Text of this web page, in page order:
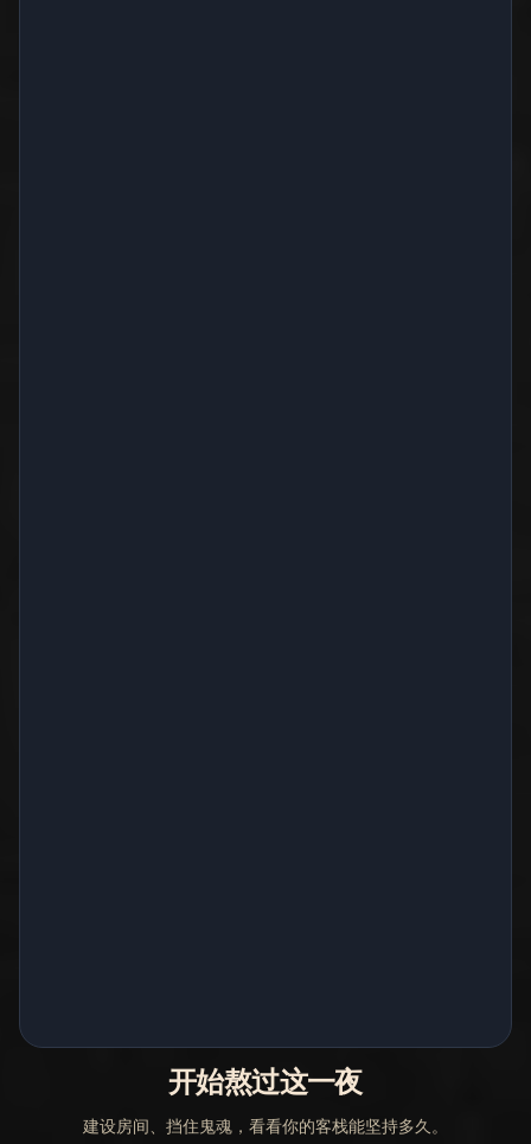
开始熬过这一夜
建设房间、挡住鬼魂，看看你的客栈能坚持多久。